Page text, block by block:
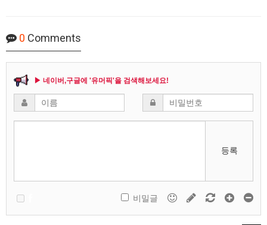
0 Comments
▶ 네이버,구글에 '유머픽'을 검색해보세요!
등록
비밀글